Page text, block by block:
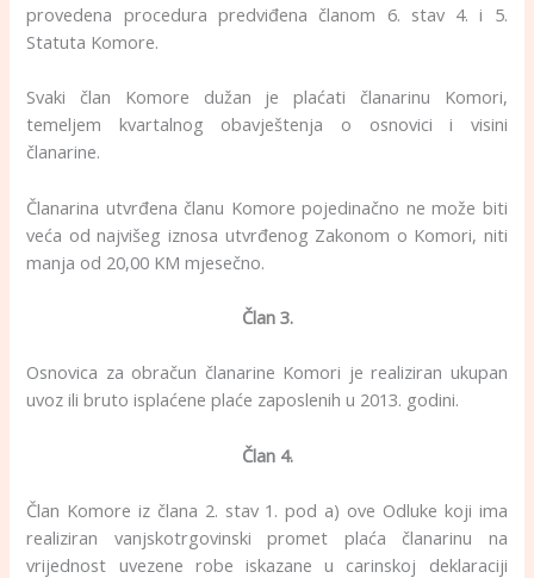
provedena procedura predviđena članom 6. stav 4. i 5.
Statuta Komore.
Svaki član Komore dužan je plaćati članarinu Komori,
temeljem kvartalnog obavještenja o osnovici i visini
članarine.
Članarina utvrđena članu Komore pojedinačno ne može biti
veća od najvišeg iznosa utvrđenog Zakonom o Komori, niti
manja od 20,00 KM mjesečno.
Član 3.
Osnovica za obračun članarine Komori je realiziran ukupan
uvoz ili bruto isplaćene plaće zaposlenih u 2013. godini.
Član 4.
Član Komore iz člana 2. stav 1. pod a) ove Odluke koji ima
realiziran vanjskotrgovinski promet plaća članarinu na
vrijednost uvezene robe iskazane u carinskoj deklaraciji